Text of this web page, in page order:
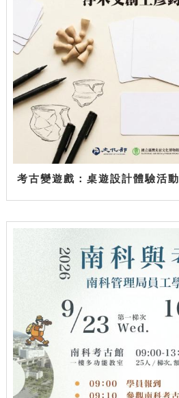
考古變遊戲：桌遊設計體驗活動